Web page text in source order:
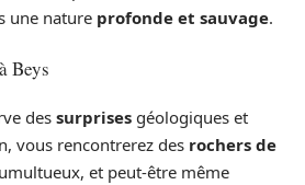
une nature profonde et sauvage.
Beys
des surprises géologiques et
vous rencontrerez des rochers de
et peut-être même